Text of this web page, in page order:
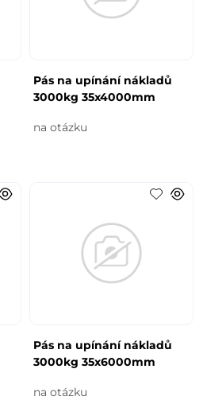
Pás na upínání nákladů
3000kg 35x4000mm
na otázku
Pás na upínání nákladů
3000kg 35x6000mm
na otázku